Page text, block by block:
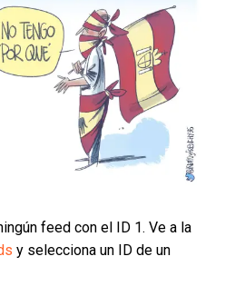
feed con el ID 1. Ve a la
y selecciona un ID de un